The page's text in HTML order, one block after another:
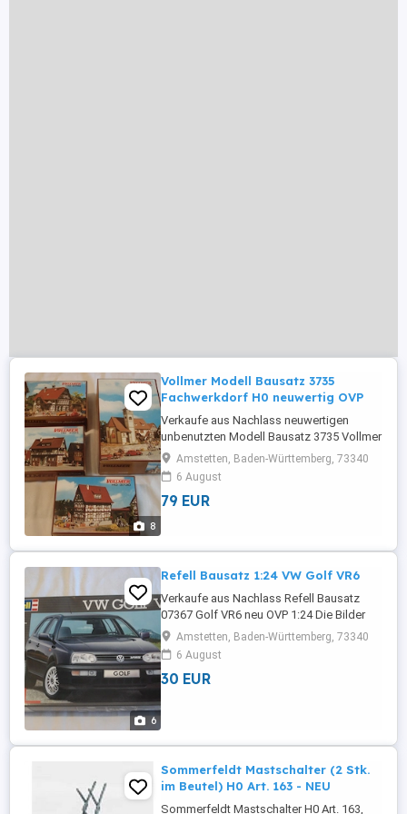
8
Vollmer Modell Bausatz 3735
Fachwerkdorf H0 neuwertig OVP
Verkaufe aus Nachlass neuwertigen
unbenutzten Modell Bausatz 3735 Vollmer
Fachwerkdorf H0 OVP Vitrinen Modell aus
Tierlosem Nichtraucher Haushalt. Die
Bilder sind Bestandteil des Angebots bitte
genau anschauen! Versand gegen
Amstetten, Baden-Württemberg, 73340
6 August
79 EUR
6
Refell Bausatz 1:24 VW Golf VR6
Verkaufe aus Nachlass Refell Bausatz
07367 Golf VR6 neu OVP 1:24 Die Bilder
sind Bestandteil des Angebots bitte
genau anschauen! Versand gegen
Vorkasse ( Überweisung KEIN PAYPAL)
plus 8,- Porto. Privatverkauf erfolgt unter
Amstetten, Baden-Württemberg, 73340
6 August
30 EUR
Sommerfeldt Mastschalter (2 Stk.
im Beutel) H0 Art. 163 - NEU
Sommerfeldt Mastschalter H0 Art. 163,